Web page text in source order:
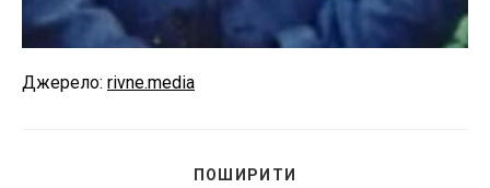
Джерело: rivne.media
ПОШИРИТИ